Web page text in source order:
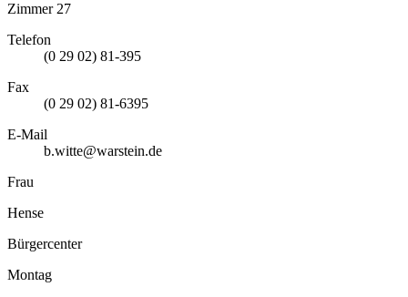
Zimmer 27
Telefon
(0 29 02) 81-395
Fax
(0 29 02) 81-6395
E-Mail
b.witte@warstein.de
Frau
Hense
Bürgercenter
Montag